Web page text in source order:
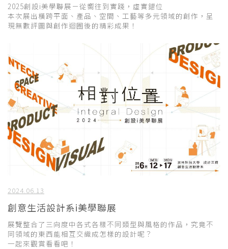
2025創設i美學聯展－從嚮往到實踐，虛實錯位
本次展出橫跨平面、產品、空間、工藝等多元領域的創作，呈
現無數評圖與創作迴圈後的精彩成果！
2024.06.13
創意生活設計系i美學聯展
展覽整合了三向度中各式各樣不同類型與風格的作品，究竟不
同領域的東西能相互交織成怎樣的設計呢？
一起來觀賞看看吧！